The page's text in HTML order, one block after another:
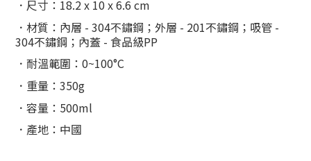
．尺寸：18.2 x 10 x 6.6 cm
．材質：內層 - 304不鏽鋼；外層 - 201不鏽鋼；吸管 -
304不鏽鋼；內蓋 - 食品級PP
．耐溫範圍：0~100°C
．重量：350g
．容量：500ml
．產地：中國